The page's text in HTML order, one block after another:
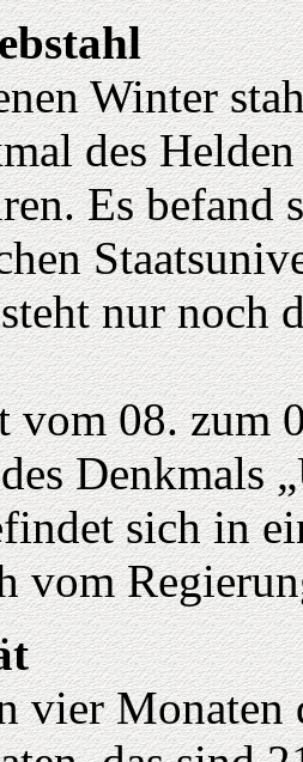
Winter
des
Es
nur noch
vom 08. zum
Denkmals
sich in
vom
vier Monaten